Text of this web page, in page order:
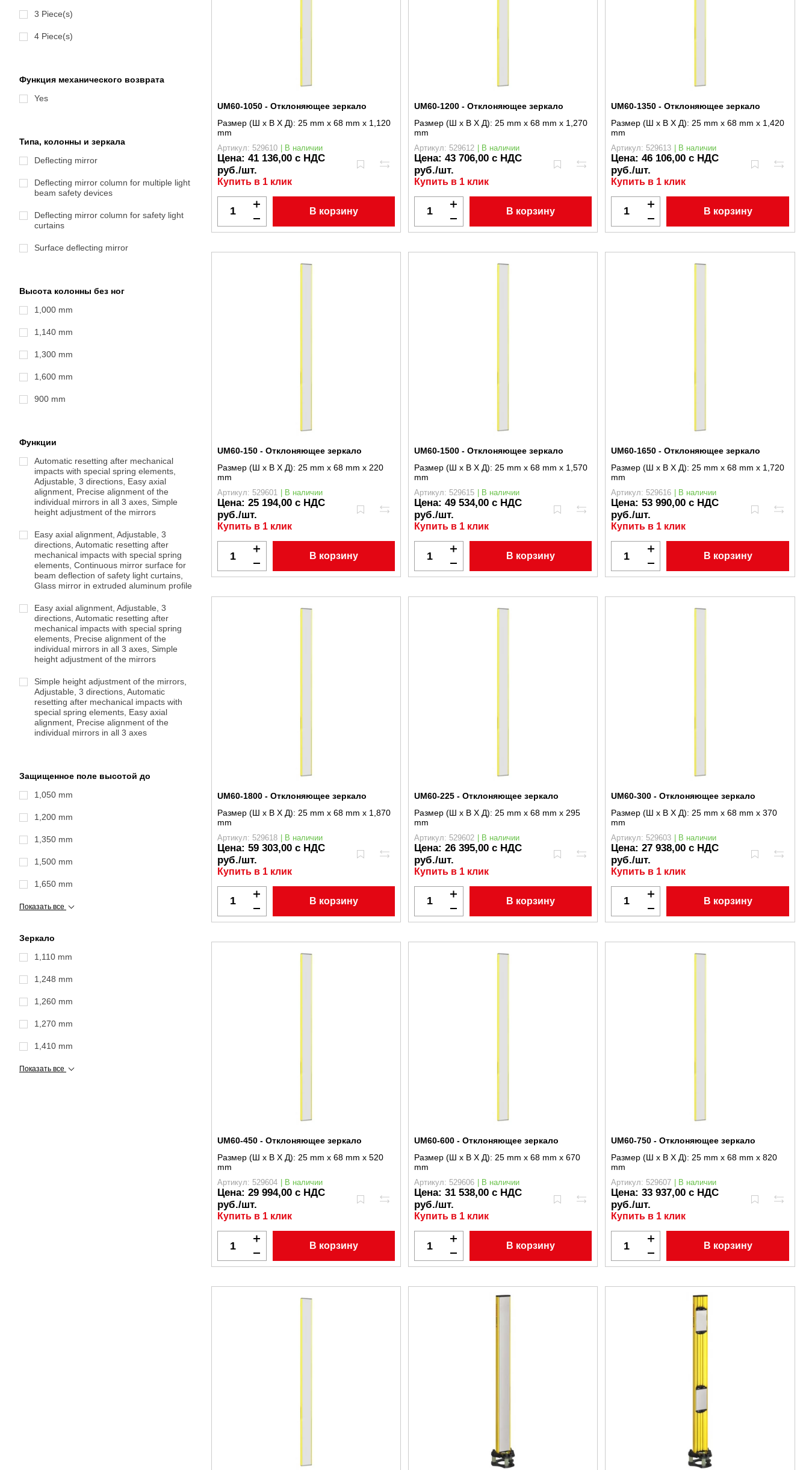
3 Piece(s)
4 Piece(s)
Функция механического возврата
Yes
Типа, колонны и зеркала
Deflecting mirror
Deflecting mirror column for multiple light
beam safety devices
Deflecting mirror column for safety light
curtains
Surface deflecting mirror
Высота колонны без ног
1,000 mm
1,140 mm
1,300 mm
1,600 mm
900 mm
Функции
Automatic resetting after mechanical
impacts with special spring elements,
Adjustable, 3 directions, Easy axial
alignment, Precise alignment of the
individual mirrors in all 3 axes, Simple
height adjustment of the mirrors
Easy axial alignment, Adjustable, 3
directions, Automatic resetting after
mechanical impacts with special spring
elements, Continuous mirror surface for
beam deflection of safety light curtains,
Glass mirror in extruded aluminum profile
Easy axial alignment, Adjustable, 3
directions, Automatic resetting after
mechanical impacts with special spring
elements, Precise alignment of the
individual mirrors in all 3 axes, Simple
height adjustment of the mirrors
Simple height adjustment of the mirrors,
Adjustable, 3 directions, Automatic
resetting after mechanical impacts with
special spring elements, Easy axial
alignment, Precise alignment of the
individual mirrors in all 3 axes
Защищенное поле высотой до
1,050 mm
1,200 mm
1,350 mm
1,500 mm
1,650 mm
Показать все
Зеркало
1,110 mm
1,248 mm
1,260 mm
1,270 mm
1,410 mm
Показать все
UM60-1050 - Отклоняющее зеркало
Размер (Ш x В X Д): 25 mm x 68 mm x 1,120
mm
Артикул: 529610 | В наличии
Цена: 41 136,00 с НДС
руб./шт.
Купить в 1 клик
В корзину
UM60-1200 - Отклоняющее зеркало
Размер (Ш x В X Д): 25 mm x 68 mm x 1,270
mm
Артикул: 529612 | В наличии
Цена: 43 706,00 с НДС
руб./шт.
Купить в 1 клик
В корзину
UM60-1350 - Отклоняющее зеркало
Размер (Ш x В X Д): 25 mm x 68 mm x 1,420
mm
Артикул: 529613 | В наличии
Цена: 46 106,00 с НДС
руб./шт.
Купить в 1 клик
В корзину
UM60-150 - Отклоняющее зеркало
Размер (Ш x В X Д): 25 mm x 68 mm x 220
mm
Артикул: 529601 | В наличии
Цена: 25 194,00 с НДС
руб./шт.
Купить в 1 клик
В корзину
UM60-1500 - Отклоняющее зеркало
Размер (Ш x В X Д): 25 mm x 68 mm x 1,570
mm
Артикул: 529615 | В наличии
Цена: 49 534,00 с НДС
руб./шт.
Купить в 1 клик
В корзину
UM60-1650 - Отклоняющее зеркало
Размер (Ш x В X Д):25 mm x 68 mm x 1,720
mm
Артикул: 529616 | В наличии
Цена: 53 990,00 с НДС
руб./шт.
Купить в 1 клик
В корзину
UM60-1800 - Отклоняющее зеркало
Размер (Ш x В X Д): 25 mm x 68 mm x 1,870
mm
Артикул: 529618 | В наличии
Цена: 59 303,00 с НДС
руб./шт.
Купить в 1 клик
В корзину
UM60-225 - Отклоняющее зеркало
Размер (Ш x В X Д): 25 mm x 68 mm x 295
mm
Артикул: 529602 | В наличии
Цена: 26 395,00 с НДС
руб./шт.
Купить в 1 клик
В корзину
UM60-300 - Отклоняющее зеркало
Размер (Ш x В X Д): 25 mm x 68 mm x 370
mm
Артикул: 529603 | В наличии
Цена: 27 938,00 с НДС
руб./шт.
Купить в 1 клик
В корзину
UM60-450 - Отклоняющее зеркало
Размер (Ш x В X Д): 25 mm x 68 mm x 520
mm
Артикул: 529604 | В наличии
Цена: 29 994,00 с НДС
руб./шт.
Купить в 1 клик
В корзину
UM60-600 - Отклоняющее зеркало
Размер (Ш x В X Д): 25 mm x 68 mm x 670
mm
Артикул: 529606 | В наличии
Цена: 31 538,00 с НДС
руб./шт.
Купить в 1 клик
В корзину
UM60-750 - Отклоняющее зеркало
Размер (Ш x В X Д):25 mm x 68 mm x 820
mm
Артикул: 529607 | В наличии
Цена: 33 937,00 с НДС
руб./шт.
Купить в 1 клик
В корзину